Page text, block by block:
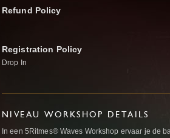
Refund Policy
Registration Policy
Drop In
NIVEAU WORKSHOP DETAILS
In een 5Ritmes® Waves Workshop ervaar je de